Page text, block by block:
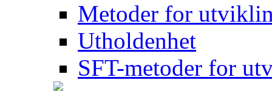
Metoder for
Utholdenhet
SFT-metoder for